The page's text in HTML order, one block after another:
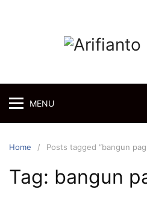
MENU
Home Posts tagged “bangun
Tag: bangun